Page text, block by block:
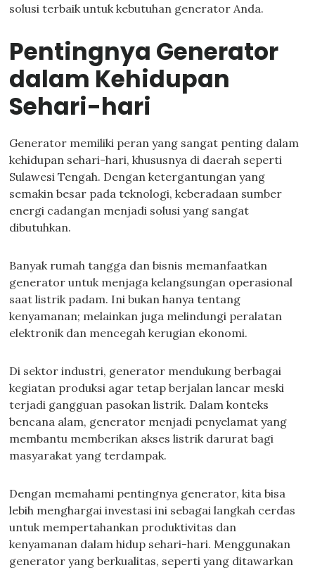
solusi terbaik untuk kebutuhan generator Anda.
Pentingnya Generator
dalam Kehidupan
Sehari-hari
Generator memiliki peran yang sangat penting dalam
kehidupan sehari-hari, khususnya di daerah seperti
Sulawesi Tengah. Dengan ketergantungan yang
semakin besar pada teknologi, keberadaan sumber
energi cadangan menjadi solusi yang sangat
dibutuhkan.
Banyak rumah tangga dan bisnis memanfaatkan
generator untuk menjaga kelangsungan operasional
saat listrik padam. Ini bukan hanya tentang
kenyamanan; melainkan juga melindungi peralatan
elektronik dan mencegah kerugian ekonomi.
Di sektor industri, generator mendukung berbagai
kegiatan produksi agar tetap berjalan lancar meski
terjadi gangguan pasokan listrik. Dalam konteks
bencana alam, generator menjadi penyelamat yang
membantu memberikan akses listrik darurat bagi
masyarakat yang terdampak.
Dengan memahami pentingnya generator, kita bisa
lebih menghargai investasi ini sebagai langkah cerdas
untuk mempertahankan produktivitas dan
kenyamanan dalam hidup sehari-hari. Menggunakan
generator yang berkualitas, seperti yang ditawarkan